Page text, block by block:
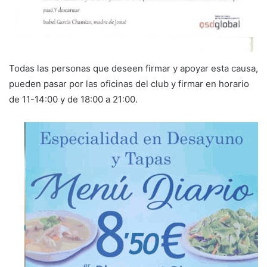
Todas las personas que deseen firmar y apoyar esta causa,
pueden pasar por las oficinas del club y firmar en horario
de 11-14:00 y de 18:00 a 21:00.